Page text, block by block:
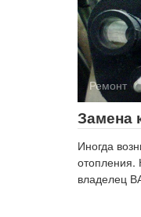
Ремонт
Замена
Иногда
отопления.
владелец